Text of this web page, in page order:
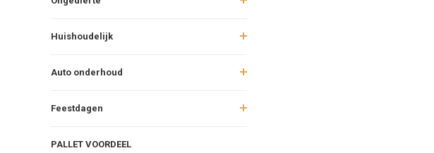
Huishoudelijk
Auto onderhoud
Feestdagen
PALLET VOORDEEL